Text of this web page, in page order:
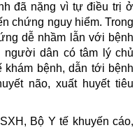
đã nặng vì tự điều trị ở
chứng nguy hiểm. Trong
dễ nhầm lẫn với bệnh
người dân có tâm lý chủ
khám bệnh, dẫn tới bệnh
não, xuất huyết tiêu
Bộ Y tế khuyến cáo,